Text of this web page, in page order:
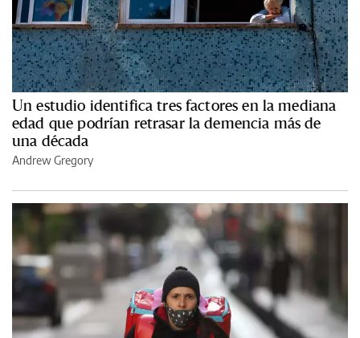
Un estudio identifica tres factores en la mediana
edad que podrían retrasar la demencia más de
una década
Andrew Gregory